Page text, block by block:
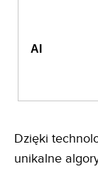
AI
Dzięki
unikalne